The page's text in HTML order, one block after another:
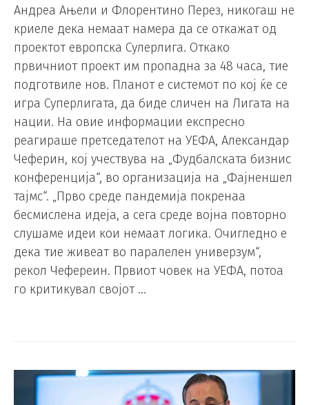
Андреа Ањели и Флорентино Перез, никогаш не
криеле дека немаат намера да се откажат од
проектот европска Сулерлига. Откако
првичниот проект им пропадна за 48 часа, тие
подготвиле нов. Планот е системот по кој ќе се
игра Суперлигата, да биде сличен на Лигата на
нации. На овие информации експресно
реагираше претседателот на УЕФА, Александар
Чеферин, кој учествува на „Фудбалската бизнис
конференција“, во организација на „Фајненшел
тајмс“. „Прво среде пандемија покренаа
бесмислена идеја, а сега среде војна повторно
слушаме идеи кои немаат логика. Очигледно е
дека тие живеат во паралелен универзум“,
рекол Чефереин. Првиот човек на УЕФА, потоа
го критикувал својот …